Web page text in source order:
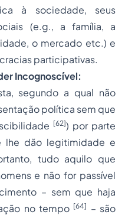
à sociedade, seus
(e.g., a família, a
o mercado etc.) e
participativas.
Incognoscível:
segundo a qual não
política sem que
[62]) por parte
lhe dão legitimidade e
tudo aquilo que
e não for passível
– sem que haja
no tempo [64] – são